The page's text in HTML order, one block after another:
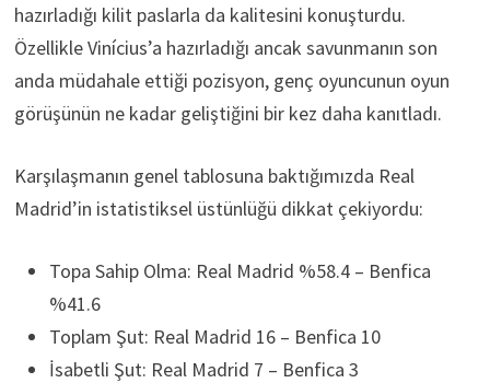
hazırladığı kilit paslarla da kalitesini konuşturdu.
Özellikle Vinícius’a hazırladığı ancak savunmanın son
anda müdahale ettiği pozisyon, genç oyuncunun oyun
görüşünün ne kadar geliştiğini bir kez daha kanıtladı.
Karşılaşmanın genel tablosuna baktığımızda Real
Madrid’in istatistiksel üstünlüğü dikkat çekiyordu:
Topa Sahip Olma: Real Madrid %58.4 – Benfica
%41.6
Toplam Şut: Real Madrid 16 – Benfica 10
İsabetli Şut: Real Madrid 7 – Benfica 3